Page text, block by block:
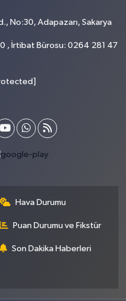
No:30, Adapazarı, Sakarya
, İrtibat Bürosu: 0264 281 47
Hava Durumu
Puan Durumu ve Fikstür
Son Dakika Haberleri